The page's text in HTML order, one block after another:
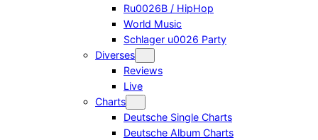
Ru0026B / HipHop
World Music
Schlager u0026 Party
Diverses
Reviews
Live
Charts
Deutsche Single Charts
Deutsche Album Charts